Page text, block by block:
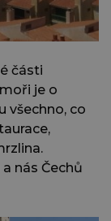
části
je o
všechno, co
nás Čechů